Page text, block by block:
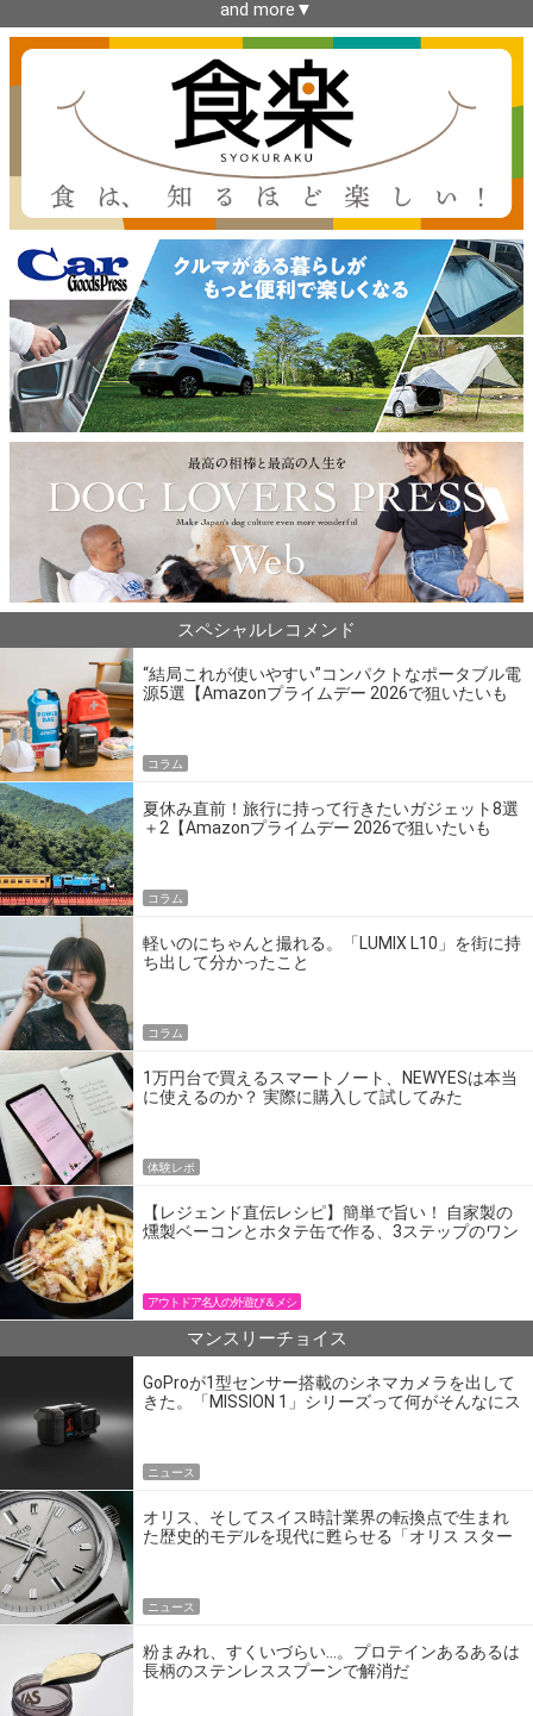
and more▼
スペシャルレコメンド
“結局これが使いやすい”コンパクトなポータブル電
源5選【Amazonプライムデー 2026で狙いたいも
コラム
夏休み直前！旅行に持って行きたいガジェット8選
＋2【Amazonプライムデー 2026で狙いたいも
コラム
軽いのにちゃんと撮れる。「LUMIX L10」を街に持
ち出して分かったこと
コラム
1万円台で買えるスマートノート、NEWYESは本当
に使えるのか？ 実際に購入して試してみた
体験レポ
【レジェンド直伝レシピ】簡単で旨い！ 自家製の
燻製ベーコンとホタテ缶で作る、3ステップのワン
アウトドア名人の外遊び＆メシ
マンスリーチョイス
GoProが1型センサー搭載のシネマカメラを出して
きた。「MISSION 1」シリーズって何がそんなにス
ニュース
オリス、そしてスイス時計業界の転換点で生まれ
た歴史的モデルを現代に甦らせる「オリス スター
ニュース
粉まみれ、すくいづらい…。プロテインあるあるは
長柄のステンレススプーンで解消だ